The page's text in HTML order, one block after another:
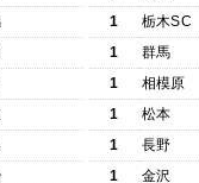
1
栃木SC
1
群馬
1
相模原
1
松本
1
長野
1
金沢